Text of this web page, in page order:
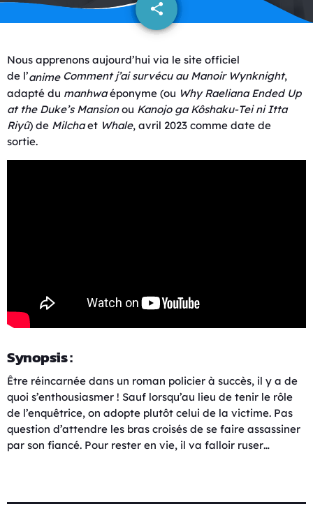
share
email
Nous apprenons aujourd’hui via le site officiel
de l’anime Comment j’ai survécu au Manoir Wynknight,
adapté du manhwaéponyme (ou Why Raeliana Ended Up
at the Duke’s Mansionou Kanojo ga Kôshaku-Tei ni Itta
Riyû) de Milchaet Whale, avril 2023 comme date de
sortie.
Synopsis :
Être réincarnée dans un roman policier à succès, il y a de
quoi s’enthousiasmer ! Sauf lorsqu’au lieu de tenir le rôle
de l’enquêtrice, on adopte plutôt celui de la victime. Pas
question d’attendre les bras croisés de se faire assassiner
par son fiancé. Pour rester en vie, il va falloir ruser…